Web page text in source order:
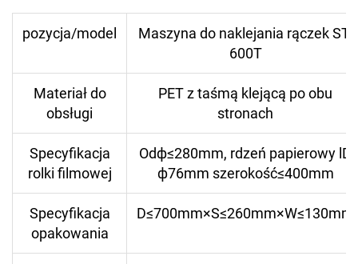
pozycja/model
Maszyna do naklejania rączek ST-
600T
Materiał do
obsługi
PET z taśmą klejącą po obu
stronach
Specyfikacja
rolki filmowej
Odф≤280mm, rdzeń papierowy lD
ф76mm szerokość≤400mm
Specyfikacja
opakowania
D≤700mm×S≤260mm×W≤130mm